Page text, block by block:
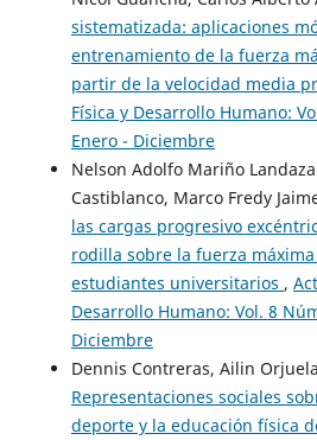
sistematizada: aplicaciones
entrenamiento de la fuerza
partir de la velocidad media
Física y Desarrollo Humano:
Enero - Diciembre
Nelson Adolfo Mariño
Castiblanco, Marco Fredy
las cargas progresivo
rodilla sobre la fuerza
estudiantes universitarios ,
Desarrollo Humano: Vol. 8
Diciembre
Dennis Contreras, Ailin
Representaciones sociales
deporte y la educación física